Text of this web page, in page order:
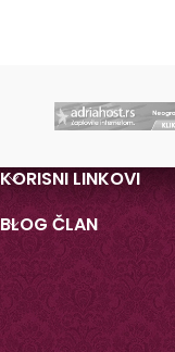
KORISNI LINKOVI
BLOG ČLAN